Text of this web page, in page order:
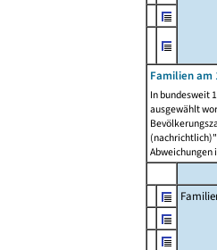
Familien am
In bundesweit
ausgewählt
Abweichungen